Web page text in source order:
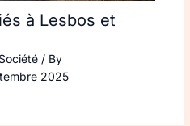
à Lesbos et
Société/ By
2025